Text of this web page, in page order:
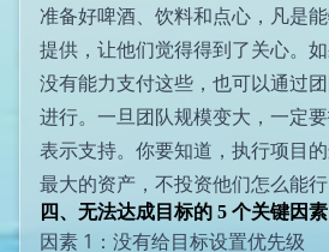
准备好啤酒、饮料和点心，凡是
提供，让他们觉得得到了关心。
没有能力支付这些，也可以通过
进行。一旦团队规模变大，一定
表示支持。你要知道，执行项目
最大的资产，不投资他们怎么能行
四、无法达成目标的 5 个关键因素
因素 1：没有给目标设置优先级